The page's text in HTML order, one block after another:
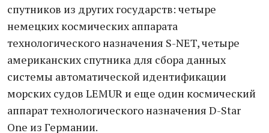
спутников из других государств: четыре
немецких космических аппарата
технологического назначения S-NET, четыре
американских спутника для сбора данных
системы автоматической идентификации
морских судов LEMUR и еще один космический
аппарат технологического назначения D-Star
One из Германии.